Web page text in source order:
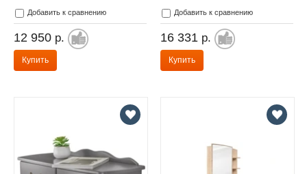
Добавить к сравнению
12 950 р.
Купить
Добавить к сравнению
16 331 р.
Купить